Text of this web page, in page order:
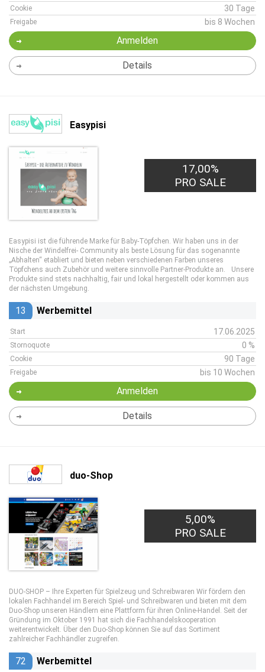
Cookie 30 Tage
Freigabe bis 8 Wochen
Anmelden
Details
Easypisi
17,00%
PRO SALE
Easypisi ist die führende Marke für Baby-Töpfchen. Wir haben uns in der
Nische der Windelfrei- Community als beste Lösung für das sogenannte
„Abhalten“ etabliert und bieten neben verschiedenen Farben unseres
Töpfchens auch Zubehör und weitere sinnvolle Partner-Produkte an. Unsere
Produkte sind stets nachhaltig, fair und lokal hergestellt oder kommen aus
der nächsten Umgebung.
13 Werbemittel
Start 17.06.2025
Stornoquote 0 %
Cookie 90 Tage
Freigabe bis 10 Wochen
Anmelden
Details
duo-Shop
5,00%
PRO SALE
DUO-SHOP – Ihre Experten für Spielzeug und Schreibwaren Wir fördern den
lokalen Fachhandel im Bereich Spiel- und Schreibwaren und bieten mit dem
Duo-Shop unseren Händlern eine Plattform für ihren Online-Handel. Seit der
Gründung im Oktober 1991 hat sich die Fachhandelskooperation
weiterentwickelt. Über den Duo-Shop können Sie auf das Sortiment
zahlreicher Fachhändler zugreifen.
72 Werbemittel